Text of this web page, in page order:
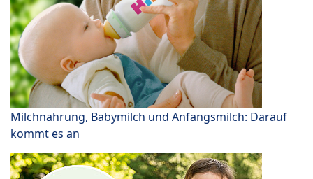
Milchnahrung, Babymilch und Anfangsmilch: Darauf
kommt es an